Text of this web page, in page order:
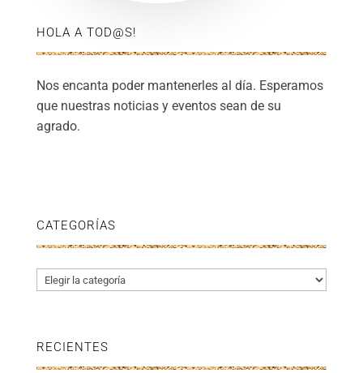
HOLA A TOD@S!
Nos encanta poder mantenerles al día. Esperamos
que nuestras noticias y eventos sean de su
agrado.
CATEGORÍAS
Categorías
RECIENTES